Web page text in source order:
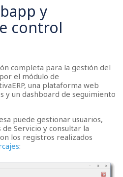
y
control
completa para la gestión del
el módulo de
una plataforma web
y un dashboard de seguimiento
puede gestionar usuarios,
Servicio y consultar la
los registros realizados
: